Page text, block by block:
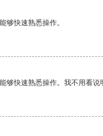
够快速熟悉操作。
快速熟悉操作。我不用看说